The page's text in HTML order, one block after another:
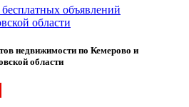
недвижимости по Кемерово и
области